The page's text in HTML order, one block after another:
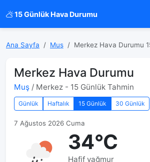
15 Günlük Hava Durumu
Ana Sayfa Muş Merkez Hava Durumu
Merkez Hava Durumu
Muş / Merkez - 15 Günlük Tahmin
Günlük Haftalık 15 Günlük 30 Günlük
7 Ağustos 2026 Cuma
34°C
Hafif yağmur